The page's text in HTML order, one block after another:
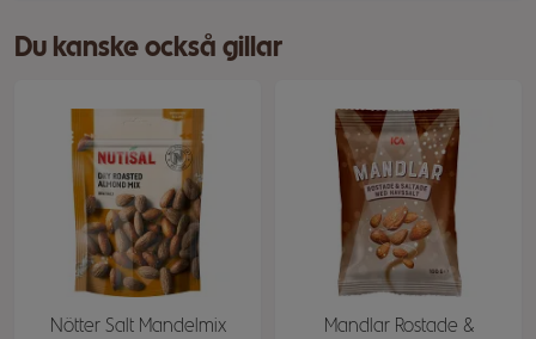
Du kanske också gillar
Nötter Salt Mandelmix
Mandlar Rostade &